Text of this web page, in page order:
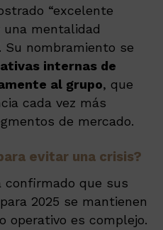
“excelente
una mentalidad
Su nombramiento se
internas de
al grupo, que
cada vez más
de mercado.
evitar una crisis?
confirmado que sus
2025 se mantienen
operativo es complejo.